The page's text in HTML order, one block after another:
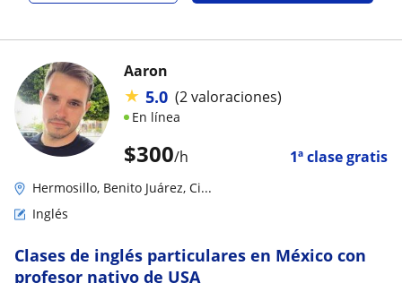
$300/h 1ª clase gratis
Aaron
★ 5.0 (2 valoraciones)
En línea
Hermosillo, Benito Juárez, Ci...
Inglés
Clases de inglés particulares en México con
profesor nativo de USA